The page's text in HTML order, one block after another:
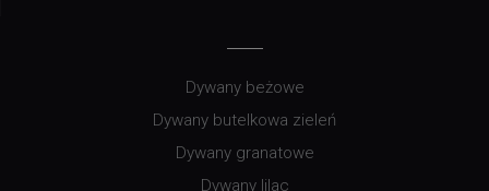
Dywany beżowe
Dywany butelkowa zieleń
Dywany granatowe
Dywany lilac